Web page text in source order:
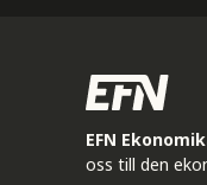
EFN
oss till den